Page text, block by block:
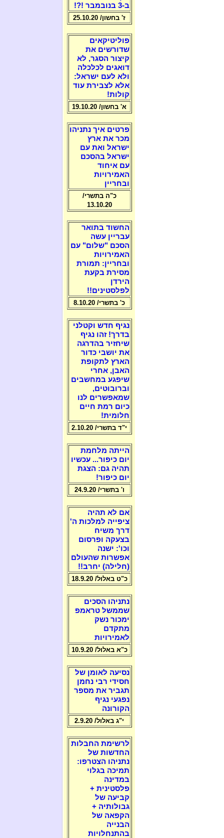
ב-3 בנובמבר !?!
ז' בחשון/ 25.10.20
פוליטיקאים
שדורשים את
קיצור הסגר, לא
דואגים לכלכלה
ולא לעם ישראל:
אלא לצבירת עוד
קולות!
א' בחשון/ 19.10.20
פרטים איך נתניהו
מכר את ארץ
ישראל ואת עם
ישראל בהסכם
עם איחוד
האמירויות
ובחריין
כ"ה בתשרי/
13.10.20
החשוד בתואר
עבריין עשה
הסכם "שלום" עם
האמירויות
ובחריין: תמורת
מסירת בקעת
הירדן
לפלסטינים!!
כ' בתשרי/ 8.10.20
נגיף חדש וקטלני
בדרך! זהו נגיף
שיחזיר בהדרגה
את יושבי כדור
הארץ לתקופת
האבן, אחרי
שיפגע במחשבים
וברובוטים,
שמאפשרים לנו
כיום רמת חיים
חלומית!
י"ד בתשרי/ 2.10.20
הייתה מלחמת
יום כיפור... עכשיו
תהיה גם: הצגת
יום כיפור!
ו' בתשרי/ 24.9.20
אם לא תהיה
ציפייה למלכות ה'
דרך משיח
בצעקה ופרסום
וכו': ישנה
אפשרות שהעולם
(חלילה) יחרב!!
כ"ט באלול/ 18.9.20
נתניהו הסכים
שממשל טראמפ
ימכור נשק
מתקדם
לאמירויות
כ"א באלול/ 10.9.20
נסיעה לאומן של
חסידי רבי נחמן
תגביר את מספר
נפגעי נגיף
הקורונה
י"ג באלול/ 2.9.20
לרשימת החבלות
החדשות של
נתניהו הצטרפו:
תמיכה בגלוי
במדינה
פלסטינית +
קביעה של
גבולותיה +
הקפאה של
הבנייה
בהתנחלויות